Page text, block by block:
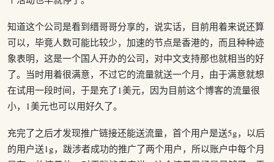
知道这个公司是看到缙哥哥分享的，说实话，目前用着来说还算
可以，毕竟人数可能比较少，加速的节点是香港的，而且种种迹
象表明，这是一个国人开办的公司，对中文支持那也就相当的好
了。当时用着很满意，不过它的流量就送一个月，由于满意就想
在试用一段时间，于是充了1美元，因为目前这个博客的流量很
小，1美元也可以用好久了。
充完了之后才发现推广链接还能送流量，首个用户是送5g，以后
的用户送1g，跋涉者成功的推广了两个用户，所以账户中每个月